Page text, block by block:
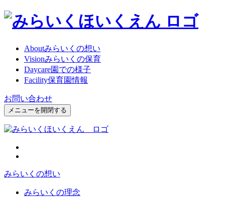
Aboutみらいくの想い
Visionみらいくの保育
Daycare園での様子
Facility保育園情報
お問い合わせ
メニューを開閉する
みらいくの想い
みらいくの理念